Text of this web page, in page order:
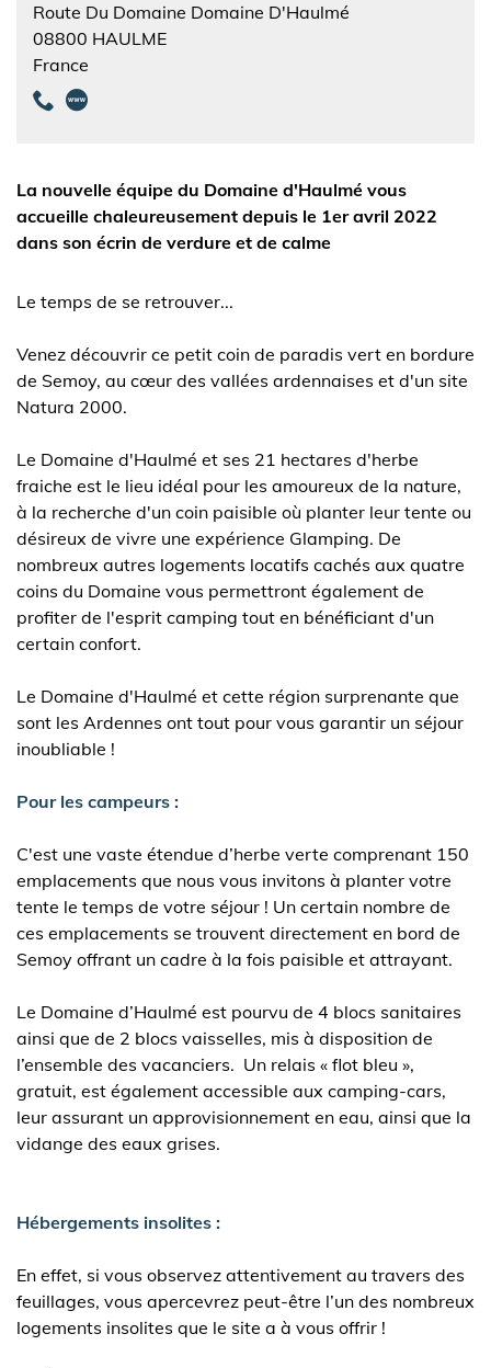
Route Du Domaine Domaine D'Haulmé
08800 HAULME
France
La nouvelle équipe du Domaine d'Haulmé vous
accueille chaleureusement depuis le 1er avril 2022
dans son écrin de verdure et de calme
Le temps de se retrouver...
Venez découvrir ce petit coin de paradis vert en bordure
de Semoy, au cœur des vallées ardennaises et d'un site
Natura 2000.
Le Domaine d'Haulmé et ses 21 hectares d'herbe
fraiche est le lieu idéal pour les amoureux de la nature,
à la recherche d'un coin paisible où planter leur tente ou
désireux de vivre une expérience Glamping. De
nombreux autres logements locatifs cachés aux quatre
coins du Domaine vous permettront également de
profiter de l'esprit camping tout en bénéficiant d'un
certain confort.
Le Domaine d'Haulmé et cette région surprenante que
sont les Ardennes ont tout pour vous garantir un séjour
inoubliable !
Pour les campeurs :
C'est une vaste étendue d’herbe verte comprenant 150
emplacements que nous vous invitons à planter votre
tente le temps de votre séjour ! Un certain nombre de
ces emplacements se trouvent directement en bord de
Semoy offrant un cadre à la fois paisible et attrayant.
Le Domaine d’Haulmé est pourvu de 4 blocs sanitaires
ainsi que de 2 blocs vaisselles, mis à disposition de
l’ensemble des vacanciers. Un relais « flot bleu »,
gratuit, est également accessible aux camping-cars,
leur assurant un approvisionnement en eau, ainsi que la
vidange des eaux grises.
Hébergements insolites :
En effet, si vous observez attentivement au travers des
feuillages, vous apercevrez peut-être l’un des nombreux
logements insolites que le site a à vous offrir !